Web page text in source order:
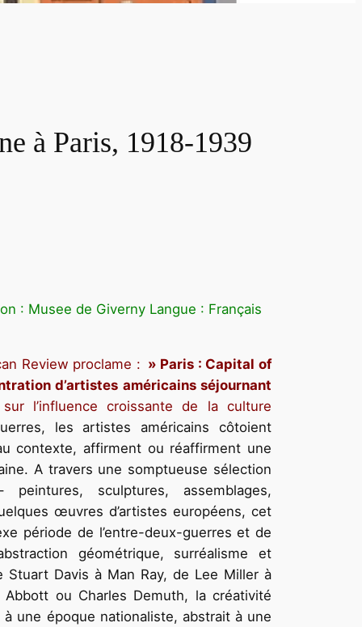
à Paris, 1918-1939
: Musee de Giverny Langue : Français
Review proclame : » Paris : Capital of
d’artistes américains séjournant
l’influence croissante de la culture
les artistes américains côtoient
contexte, affirment ou réaffirment une
A travers une somptueuse sélection
sculptures, assemblages,
œuvres d’artistes européens, cet
période de l’entre-deux-guerres et de
géométrique, surréalisme et
Davis à Man Ray, de Lee Miller à
Abbott ou Charles Demuth, la créativité
une époque nationaliste, abstrait à une